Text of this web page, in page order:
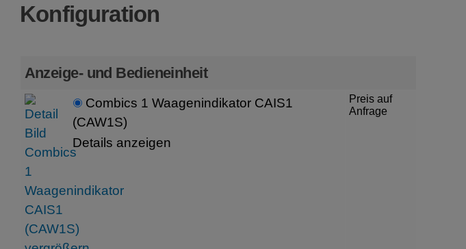
Konfiguration
Anzeige- und Bedieneinheit
Combics 1 Waagenindikator CAIS1
(CAW1S)
Details anzeigen
Preis auf
Anfrage